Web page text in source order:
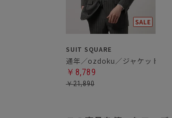
SUIT SQUARE
通年／ozdoku／ジャケット
￥8,789
￥21,890